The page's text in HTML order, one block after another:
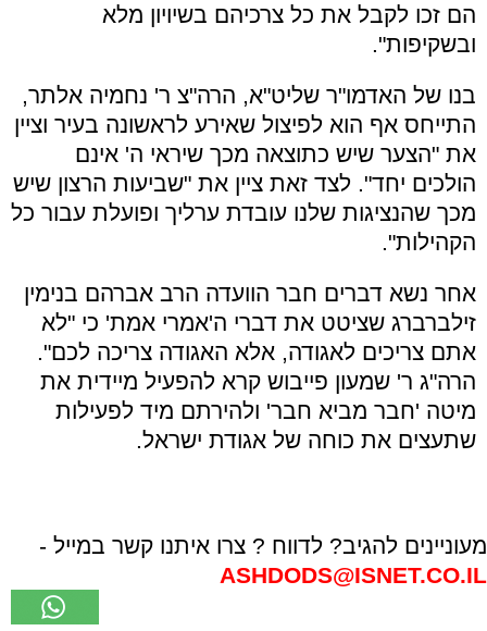
הם זכו לקבל את כל צרכיהם בשיויון מלא
ובשקיפות".
בנו של האדמו"ר שליט"א, הרה"צ ר' נחמיה אלתר,
התייחס אף הוא לפיצול שאירע לראשונה בעיר וציין
את "הצער שיש כתוצאה מכך שיראי ה' אינם
הולכים יחד". לצד זאת ציין את "שביעות הרצון שיש
מכך שהנציגות שלנו עובדת ערליך ופועלת עבור כל
הקהילות".
אחר נשא דברים חבר הוועדה הרב אברהם בנימין
זילברברג שציטט את דברי ה'אמרי אמת' כי "לא
אתם צריכים לאגודה, אלא האגודה צריכה לכם".
הרה"ג ר' שמעון פייבוש קרא להפעיל מיידית את
מיטה 'חבר מביא חבר' ולהירתם מיד לפעילות
שתעצים את כוחה של אגודת ישראל.
מעוניינים להגיב? לדווח ? צרו איתנו קשר במייל -
ASHDODS@ISNET.CO.IL